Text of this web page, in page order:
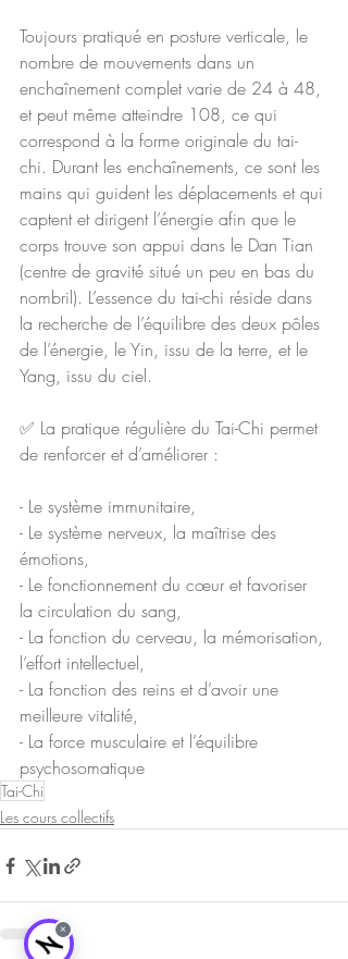
Toujours pratiqué en posture verticale, le
nombre de mouvements dans un
enchaînement complet varie de 24 à 48,
et peut même atteindre 108, ce qui
correspond à la forme originale du tai-
chi. Durant les enchaînements, ce sont les
mains qui guident les déplacements et qui
captent et dirigent l’énergie afin que le
corps trouve son appui dans le Dan Tian
(centre de gravité situé un peu en bas du
nombril). L’essence du tai-chi réside dans
la recherche de l’équilibre des deux pôles
de l’énergie, le Yin, issu de la terre, et le
Yang, issu du ciel.
✅ La pratique régulière du Tai-Chi permet
de renforcer et d’améliorer :
- Le système immunitaire,
- Le système nerveux, la maîtrise des
émotions,
- Le fonctionnement du cœur et favoriser
la circulation du sang,
- La fonction du cerveau, la mémorisation,
l’effort intellectuel,
- La fonction des reins et d’avoir une
meilleure vitalité,
- La force musculaire et l’équilibre
psychosomatique
Tai-Chi
Les cours collectifs
×